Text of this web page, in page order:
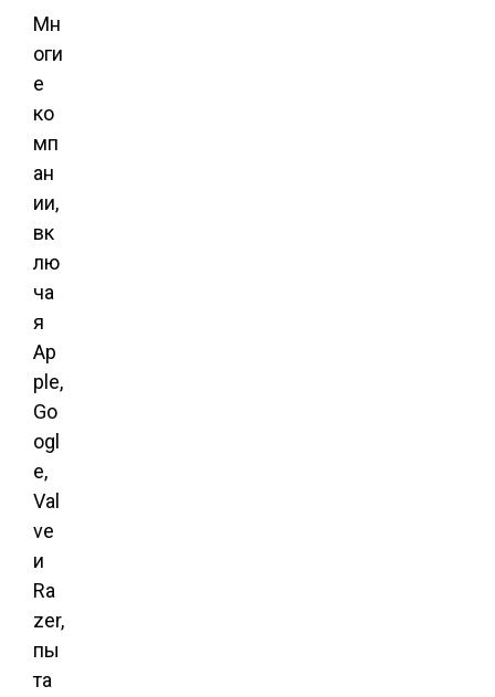
Мн
оги
е
ко
мп
ан
ии,
вк
лю
ча
я
Ap
ple,
Go
ogl
e,
Val
ve
и
Ra
zer,
пы
та